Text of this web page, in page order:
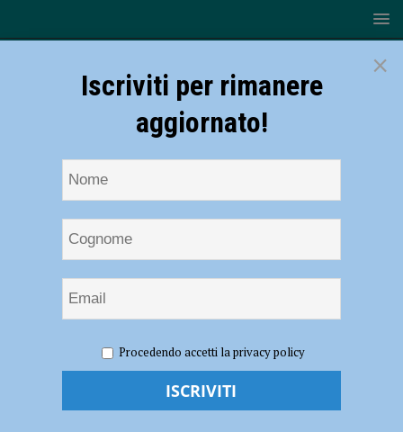
calendario polizia
×
Iscriviti per rimanere
aggiornato!
Procedendo accetti la privacy policy